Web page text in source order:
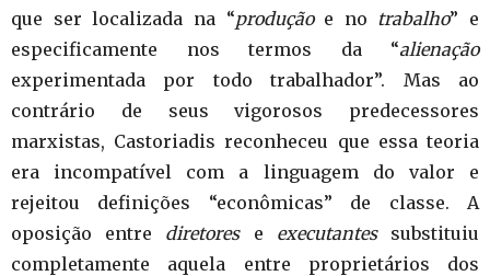
que ser localizada na “produçãoe no trabalho” e
especificamente nos termos da “alienação
experimentada por todo trabalhador”. Mas ao
contrário de seus vigorosos predecessores
marxistas, Castoriadis reconheceu que essa teoria
era incompatível com a linguagem do valor e
rejeitou definições “econômicas” de classe. A
oposição entre diretorese executantessubstituiu
completamente aquela entre proprietários dos